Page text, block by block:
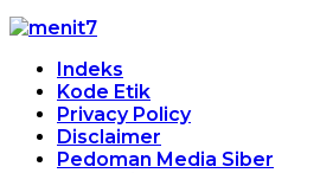
Indeks
Kode Etik
Privacy Policy
Disclaimer
Pedoman Media Siber